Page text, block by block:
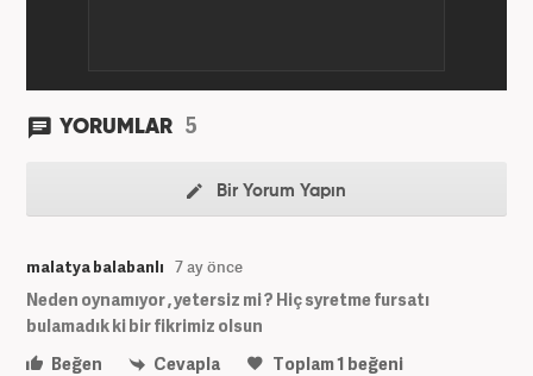
YORUMLAR 5
Bir Yorum Yapın
malatya balabanlı 7 ay önce
Neden oynamıyor , yetersiz mi ? Hiç syretme fursatı
bulamadık ki bir fikrimiz olsun
Beğen
Cevapla Toplam1 beğeni